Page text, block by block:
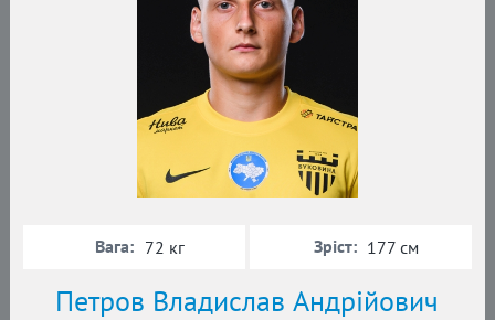
Петров Владислав Андрійович
Вага: 72 кг Зріст: 177 см